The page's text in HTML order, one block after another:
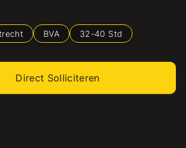
BVA 32 -40 Std
Direct Solliciteren